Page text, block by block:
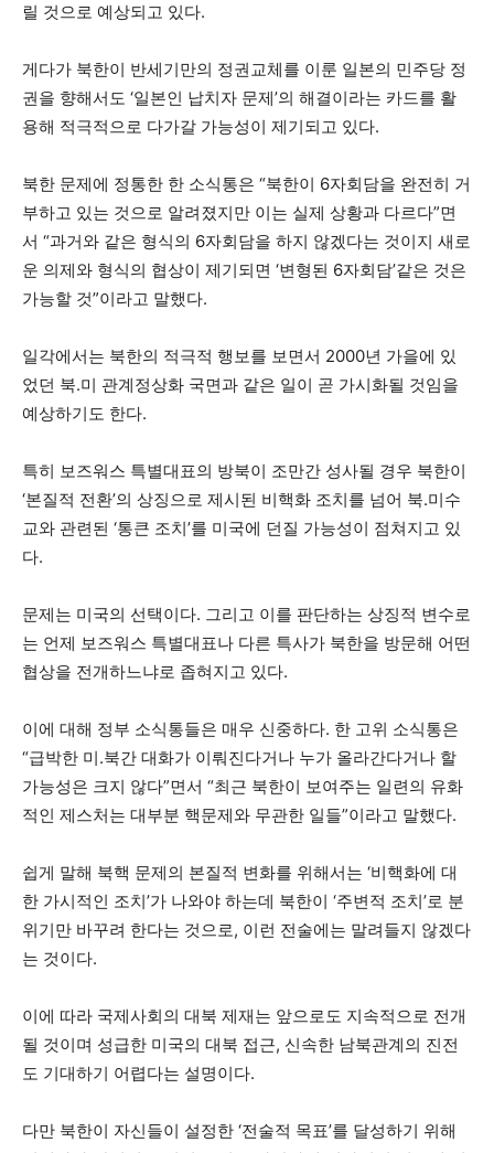
릴 것으로 예상되고 있다.
게다가 북한이 반세기만의 정권교체를 이룬 일본의 민주당 정
권을 향해서도 ‘일본인 납치자 문제’의 해결이라는 카드를 활
용해 적극적으로 다가갈 가능성이 제기되고 있다.
북한 문제에 정통한 한 소식통은 “북한이 6자회담을 완전히 거
부하고 있는 것으로 알려졌지만 이는 실제 상황과 다르다”면
서 “과거와 같은 형식의 6자회담을 하지 않겠다는 것이지 새로
운 의제와 형식의 협상이 제기되면 ‘변형된 6자회담’같은 것은
가능할 것”이라고 말했다.
일각에서는 북한의 적극적 행보를 보면서 2000년 가을에 있
었던 북.미 관계정상화 국면과 같은 일이 곧 가시화될 것임을
예상하기도 한다.
특히 보즈워스 특별대표의 방북이 조만간 성사될 경우 북한이
‘본질적 전환’의 상징으로 제시된 비핵화 조치를 넘어 북.미수
교와 관련된 ‘통큰 조치’를 미국에 던질 가능성이 점쳐지고 있
다.
문제는 미국의 선택이다. 그리고 이를 판단하는 상징적 변수로
는 언제 보즈워스 특별대표나 다른 특사가 북한을 방문해 어떤
협상을 전개하느냐로 좁혀지고 있다.
이에 대해 정부 소식통들은 매우 신중하다. 한 고위 소식통은
“급박한 미.북간 대화가 이뤄진다거나 누가 올라간다거나 할
가능성은 크지 않다”면서 “최근 북한이 보여주는 일련의 유화
적인 제스처는 대부분 핵문제와 무관한 일들”이라고 말했다.
쉽게 말해 북핵 문제의 본질적 변화를 위해서는 ‘비핵화에 대
한 가시적인 조치’가 나와야 하는데 북한이 ‘주변적 조치’로 분
위기만 바꾸려 한다는 것으로, 이런 전술에는 말려들지 않겠다
는 것이다.
이에 따라 국제사회의 대북 제재는 앞으로도 지속적으로 전개
될 것이며 성급한 미국의 대북 접근, 신속한 남북관계의 진전
도 기대하기 어렵다는 설명이다.
다만 북한이 자신들이 설정한 ‘전술적 목표’를 달성하기 위해